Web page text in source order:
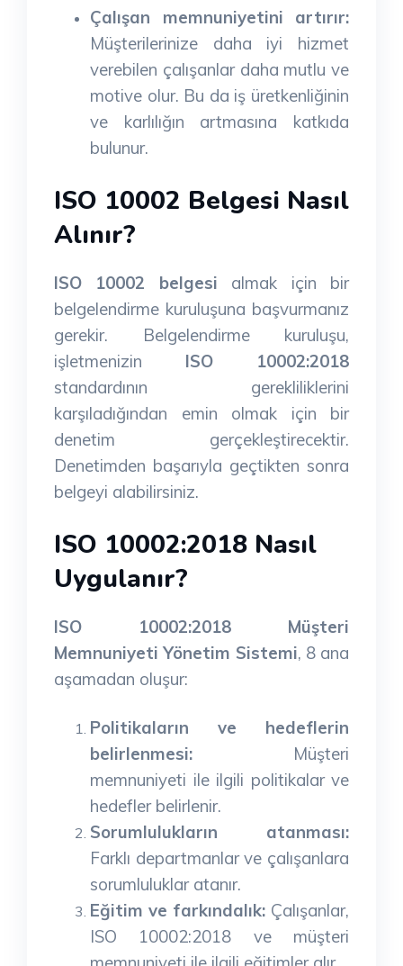
Çalışan memnuniyetini artırır:
Müşterilerinize daha iyi hizmet
verebilen çalışanlar daha mutlu ve
motive olur. Bu da iş üretkenliğinin
ve karlılığın artmasına katkıda
bulunur.
ISO 10002 Belgesi Nasıl
Alınır?
ISO 10002 belgesi almak için bir
belgelendirme kuruluşuna başvurmanız
gerekir. Belgelendirme kuruluşu,
işletmenizin ISO 10002:2018
standardının gerekliliklerini
karşıladığından emin olmak için bir
denetim gerçekleştirecektir.
Denetimden başarıyla geçtikten sonra
belgeyi alabilirsiniz.
ISO 10002:2018 Nasıl
Uygulanır?
ISO 10002:2018 Müşteri
Memnuniyeti Yönetim Sistemi, 8 ana
aşamadan oluşur:
Politikaların ve hedeflerin
belirlenmesi: Müşteri
memnuniyeti ile ilgili politikalar ve
hedefler belirlenir.
Sorumlulukların atanması:
Farklı departmanlar ve çalışanlara
sorumluluklar atanır.
Eğitim ve farkındalık: Çalışanlar,
ISO 10002:2018 ve müşteri